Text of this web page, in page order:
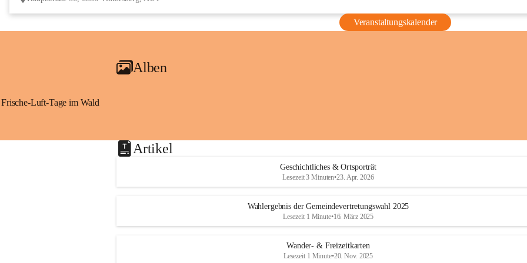
Veranstaltungskalender
Alben
Frische-Luft-Tage im Wald
Artikel
Geschichtliches & Ortsporträt
Lesezeit 3 Minuten•23. Apr. 2026
Wahlergebnis der Gemeindevertretungswahl 2025
Lesezeit 1 Minute•16. März 2025
Wander- & Freizeitkarten
Lesezeit 1 Minute•20. Nov. 2025